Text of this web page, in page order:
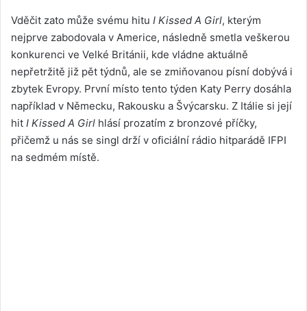
Vděčit zato může svému hitu I Kissed A Girl, kterým
nejprve zabodovala v Americe, následně smetla veškerou
konkurenci ve Velké Británii, kde vládne aktuálně
nepřetržitě již pět týdnů, ale se zmiňovanou písní dobývá i
zbytek Evropy. První místo tento týden Katy Perry dosáhla
například v Německu, Rakousku a Švýcarsku. Z Itálie si její
hit I Kissed A Girl hlásí prozatím z bronzové příčky,
přičemž u nás se singl drží v oficiální rádio hitparádě IFPI
na sedmém místě.